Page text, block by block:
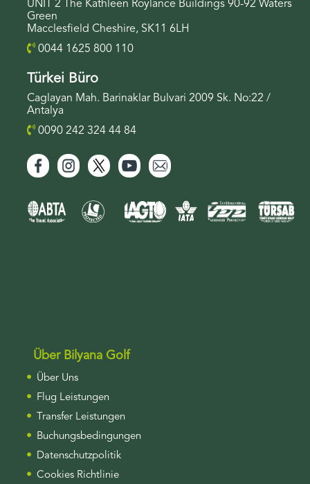
UNIT 2 The Kathleen Roylance Buildings 90-92 Waters
Green
Macclesfield Cheshire, SK11 6LH
0044 1625 800 110
Türkei Büro
Caglayan Mah. Barinaklar Bulvari 2009 Sk. No:22 /
Antalya
0090 242 324 44 84
Über Bilyana Golf
Über Uns
Flug Leistungen
Transfer Leistungen
Buchungsbedingungen
Datenschutzpolitik
Cookies Richtlinie